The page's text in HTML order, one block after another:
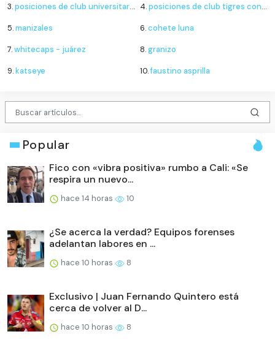
3.posiciones de club universitario de deportes contra sporting cristal 4.posiciones de club tigres contra minnesota united
5.manizales 6.cohete luna
7.whitecaps - juárez 8.granizo
9.katseye 10.faustino asprilla
Popular
Fico con «vibra positiva» rumbo a Cali: «Se
respira un nuevo...
hace 14 horas 10
¿Se acerca la verdad? Equipos forenses
adelantan labores en ...
hace 10 horas 8
Exclusivo | Juan Fernando Quintero está
cerca de volver al D...
hace 10 horas 8